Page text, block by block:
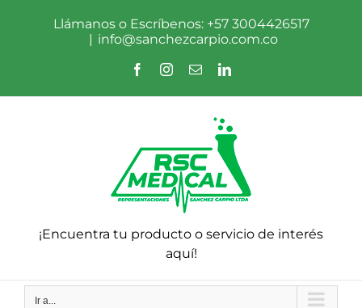
Llámanos o Escríbenos: +57 3004426517
| info@sanchezcarpio.com.co
FacebookInstagram
CorreoLinkedIn
¡Encuentra tu producto o servicio de interés
aquí!
Ir a...